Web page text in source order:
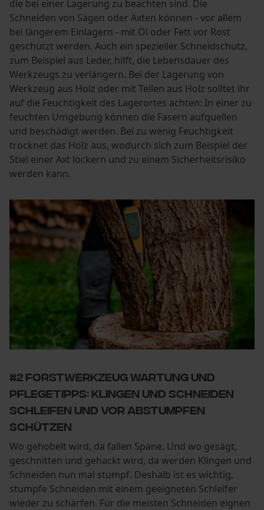
die bei einer Lagerung zu beachten sind. Die
Schneiden von Sägen oder Äxten können - vor allem
bei längerem Einlagern - mit Öl oder Fett vor Rost
geschützt werden. Auch ein spezieller Schneidschutz,
zum Beispiel aus Leder, hilft, die Lebensdauer des
Werkzeugs zu verlängern. Bei der Lagerung von
Werkzeug aus Holz oder mit Teilen aus Holz solltet ihr
auf die Feuchtigkeit des Lagerortes achten: In einer zu
feuchten Umgebung können die Fasern aufquellen
und beschädigt werden. Bei zu wenig Feuchtigkeit
trocknet das Holz aus, wodurch sich zum Beispiel der
Stiel einer Axt lockern und zu einem Sicherheitsrisiko
werden kann.
#2 Forstwerkzeug Wartung und
Pflegetipps: Klingen und Schneiden
schleifen und vor Abstumpfen
schützen
Wo gehobelt wird, da fallen Späne. Und wo gesägt,
geschnitten und gehackt wird, da werden Klingen und
Schneiden nun mal stumpf. Deshalb ist es wichtig,
stumpfe Schneiden mit einem geeigneten Schleifer
wieder zu schärfen. Für die meisten Schneiden eignen